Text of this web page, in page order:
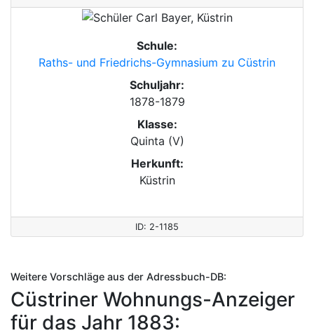
Schule:
Raths- und Friedrichs-Gymnasium zu Cüstrin
Schuljahr:
1878-1879
Klasse:
Quinta (V)
Herkunft:
Küstrin
ID: 2-1185
Weitere Vorschläge aus der Adressbuch-DB:
Cüstriner Wohnungs-Anzeiger
für das Jahr 1883: